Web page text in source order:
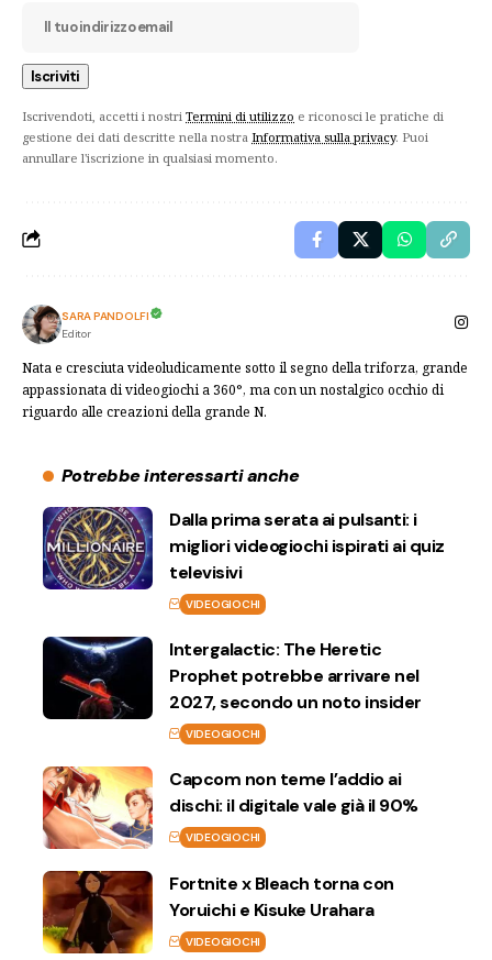
Iscrivendoti, accetti i nostri Termini di utilizzo e riconosci le pratiche di
gestione dei dati descritte nella nostra Informativa sulla privacy. Puoi
annullare l'iscrizione in qualsiasi momento.
SARA PANDOLFI
Editor
Nata e cresciuta videoludicamente sotto il segno della triforza, grande
appassionata di videogiochi a 360°, ma con un nostalgico occhio di
riguardo alle creazioni della grande N.
Potrebbe interessarti anche
Dalla prima serata ai pulsanti: i
migliori videogiochi ispirati ai quiz
televisivi
VIDEOGIOCHI
Intergalactic: The Heretic
Prophet potrebbe arrivare nel
2027, secondo un noto insider
VIDEOGIOCHI
Capcom non teme l’addio ai
dischi: il digitale vale già il 90%
VIDEOGIOCHI
Fortnite x Bleach torna con
Yoruichi e Kisuke Urahara
VIDEOGIOCHI